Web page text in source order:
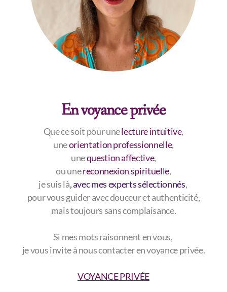
En voyance privée
Que ce soit pour unelecture intuitive,
uneorientation professionnelle,
unequestion affective,
ou unereconnexion spirituelle,
je suis là, avec mes experts sélectionnés,
pour vous guider avec douceur et authenticité,
mais toujours sans complaisance.
Si mes mots raisonnent en vous,
je vous invite à nous contacter en voyance privée.
VOYANCE PRIVÉE